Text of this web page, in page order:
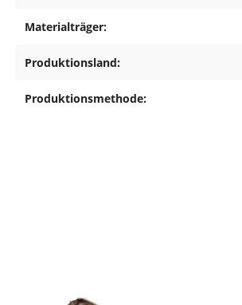
Materialträger:
Produktionsland:
Produktionsmethode: